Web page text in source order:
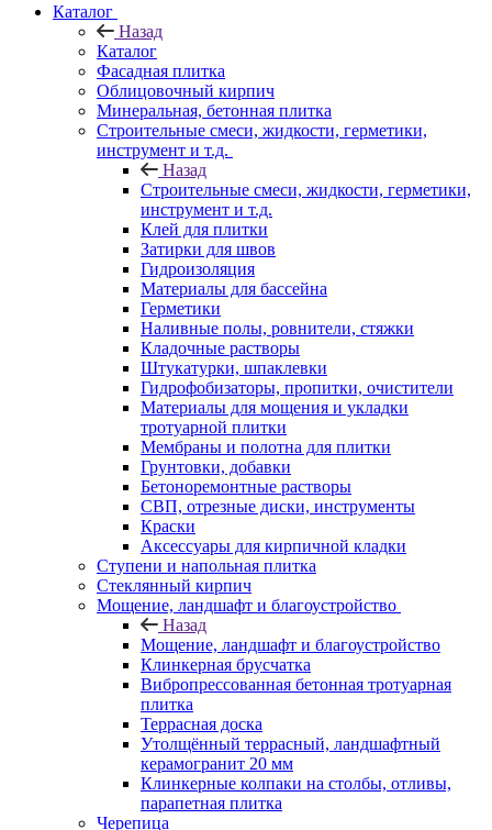
Каталог
Назад
Каталог
Фасадная плитка
Облицовочный кирпич
Минеральная, бетонная плитка
Строительные смеси, жидкости, герметики,
инструмент и т.д.
Назад
Строительные смеси, жидкости, герметики,
инструмент и т.д.
Клей для плитки
Затирки для швов
Гидроизоляция
Материалы для бассейна
Герметики
Наливные полы, ровнители, стяжки
Кладочные растворы
Штукатурки, шпаклевки
Гидрофобизаторы, пропитки, очистители
Материалы для мощения и укладки
тротуарной плитки
Мембраны и полотна для плитки
Грунтовки, добавки
Бетоноремонтные растворы
СВП, отрезные диски, инструменты
Краски
Аксессуары для кирпичной кладки
Ступени и напольная плитка
Cтеклянный кирпич
Мощение, ландшафт и благоустройство
Назад
Мощение, ландшафт и благоустройство
Клинкерная брусчатка
Вибропрессованная бетонная тротуарная
плитка
Террасная доска
Утолщённый террасный, ландшафтный
керамогранит 20 мм
Клинкерные колпаки на столбы, отливы,
парапетная плитка
Черепица